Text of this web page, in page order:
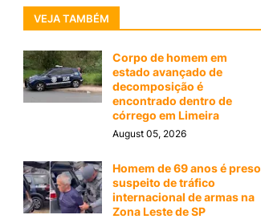
VEJA TAMBÉM
Corpo de homem em
estado avançado de
decomposição é
encontrado dentro de
córrego em Limeira
August 05, 2026
Homem de 69 anos é preso
suspeito de tráfico
internacional de armas na
Zona Leste de SP